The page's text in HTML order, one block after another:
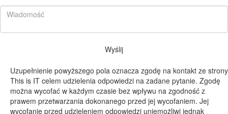
Wyślij
Uzupełnienie powyższego pola oznacza zgodę na kontakt ze strony
This is IT celem udzielenia odpowiedzi na zadane pytanie. Zgodę
można wycofać w każdym czasie bez wpływu na zgodność z
prawem przetwarzania dokonanego przed jej wycofaniem. Jej
wycofanie przed udzieleniem odpowiedzi uniemożliwi jednak